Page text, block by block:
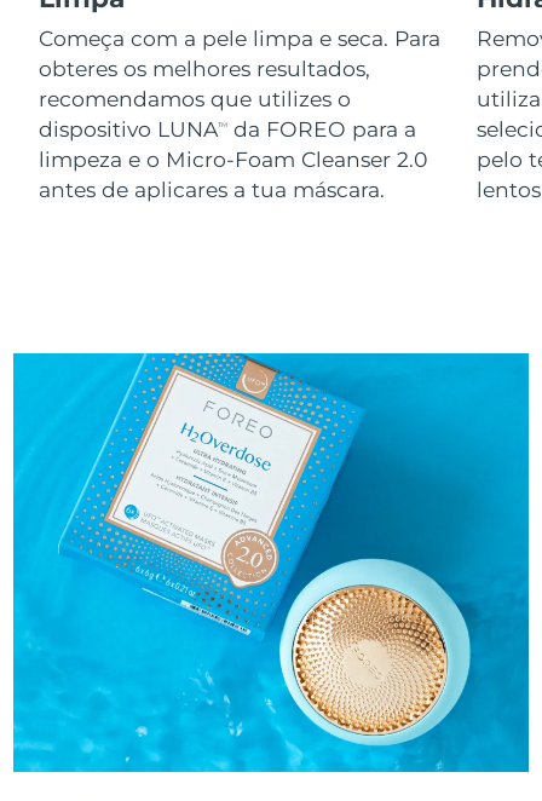
Começa com a pele limpa e seca. Para
obteres os melhores resultados,
recomendamos que utilizes o
dispositivo LUNATM
da FOREO para a
limpeza e o Micro-Foam Cleanser 2.0
antes de aplicares a tua máscara.
pelo